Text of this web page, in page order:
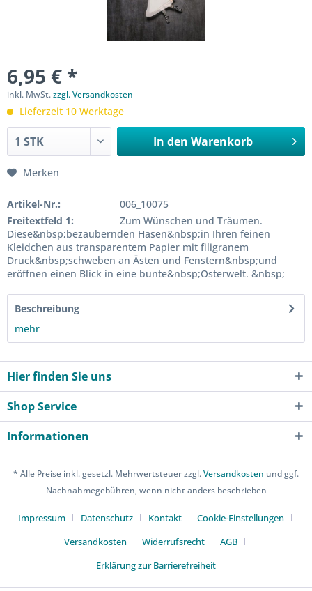
6,95 € *
inkl. MwSt.zzgl. Versandkosten
Lieferzeit 10 Werktage
In den Warenkorb
Merken
Artikel-Nr.:
006_10075
Freitextfeld 1:
Zum Wünschen und Träumen.
Diese&nbsp;bezaubernden Hasen&nbsp;in Ihren feinen
Kleidchen aus transparentem Papier mit filigranem
Druck&nbsp;schweben an Ästen und Fenstern&nbsp;und
eröffnen einen Blick in eine bunte&nbsp;Osterwelt. &nbsp;
Beschreibung
mehr
Hier finden Sie uns
Shop Service
Informationen
* Alle Preise inkl. gesetzl. Mehrwertsteuer zzgl.Versandkosten und ggf.
Nachnahmegebühren, wenn nicht anders beschrieben
Impressum Datenschutz Kontakt
Cookie-Einstellungen
Versandkosten
Widerrufsrecht
AGB
Erklärung zur Barrierefreiheit